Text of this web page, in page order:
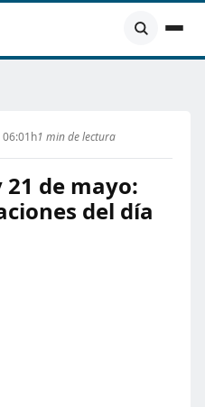
06:01h1 min de lectura
de mayo:
del día